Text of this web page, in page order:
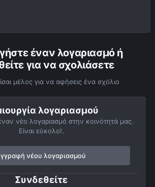
έναν λογαριασμό ή
για να σχολιάσετε
μέλος για να αφήσεις ένα σχόλιο
λογαριασμού
νέο λογαριασμό στην κοινότητά μας.
Είναι εύκολο!.
νέου λογαριασμού
Συνδεθείτε